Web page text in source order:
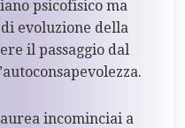
psicofisico ma
evoluzione della
il passaggio dal
incominciai a